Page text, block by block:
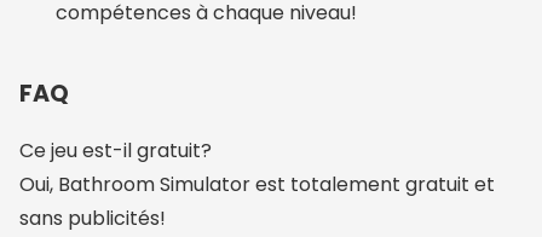
compétences à chaque niveau!
FAQ
Ce jeu est-il gratuit?
Oui, Bathroom Simulator est totalement gratuit et
sans publicités!